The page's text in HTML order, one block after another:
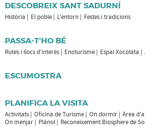
DESCOBREIX SANT SADURNÍ
Història El poble L'entorn Festes i tradicions
PASSA-T'HO BÉ
Rutes i llocs d'interès Enoturisme Espai Xocolata
ESCUMOSTRA
PLANIFICA LA VISITA
Activitats Oficina de Turisme On dormir
Àrea
On menjar
Plànol Reconeixement Biosphere de